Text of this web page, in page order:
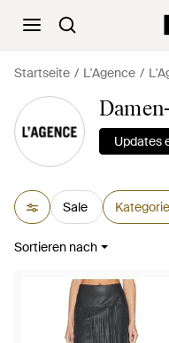
Startseite L'Agence
Updates
Sale Kategorie
Sortieren nach